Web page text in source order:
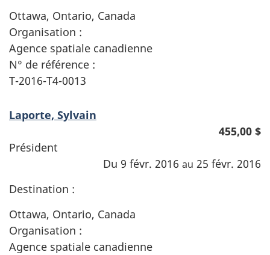
Ottawa, Ontario, Canada
Organisation :
Agence spatiale canadienne
N° de référence :
T-2016-T4-0013
Laporte, Sylvain
455,00 $
Président
Du 9 févr. 2016 au 25 févr. 2016
Destination :
Ottawa, Ontario, Canada
Organisation :
Agence spatiale canadienne